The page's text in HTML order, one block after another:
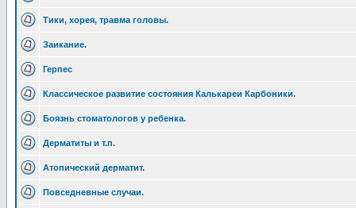
Тики, хорея, травма головы.
Заикание.
Герпес
Классическое развитие состояния Калькареи Карбоники.
Боязнь стоматологов у ребенка.
Дерматиты и т.п.
Атопический дерматит.
Повседневные случаи.